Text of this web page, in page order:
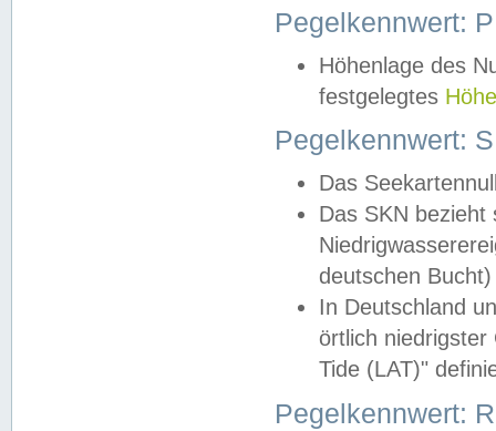
Pegelkennwert:
Höhenlage des
festgelegtes
Pegelkennwert:
Das
Das SKN
deutschen
In Deutschland
örtlich
Tide (LAT)"
Pegelkennwert: